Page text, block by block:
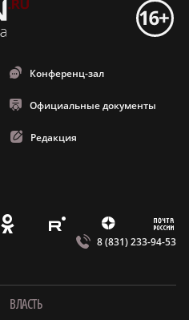
Конференц-зал
Официальные документы
Редакция
O E Z m
8 (831) 233-94-53
ВЛАСТЬ